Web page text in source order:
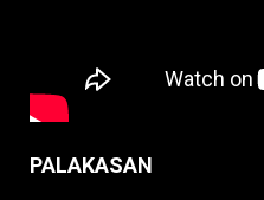
PALAKASAN